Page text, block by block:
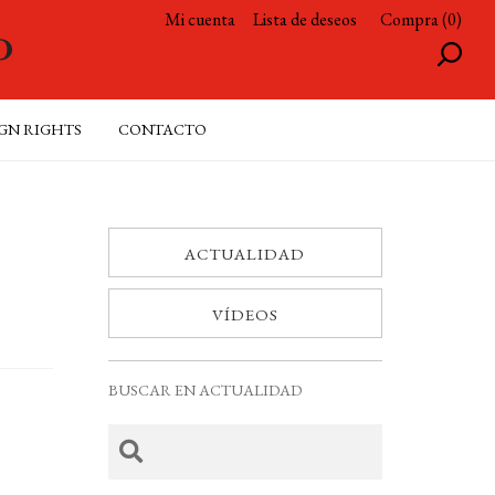
Mi cuenta Lista de deseos Compra (0)
RIGHTS CONTACTO
ACTUALIDAD
VÍDEOS
BUSCAR EN ACTUALIDAD